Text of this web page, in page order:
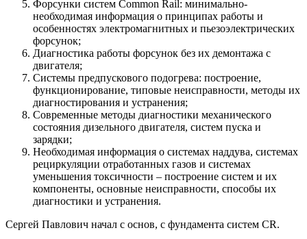
Форсунки систем Common Rail: минимально-
необходимая информация о принципах работы и
особенностях электромагнитных и пьезоэлектрических
форсунок;
Диагностика работы форсунок без их демонтажа с
двигателя;
Системы предпускового подогрева: построение,
функционирование, типовые неисправности, методы их
диагностирования и устранения;
Современные методы диагностики механического
состояния дизельного двигателя, систем пуска и
зарядки;
Необходимая информация о системах наддува, системах
рециркуляции отработанных газов и системах
уменьшения токсичности – построение систем и их
компоненты, основные неисправности, способы их
диагностики и устранения.
Сергей Павлович начал с основ, с фундамента систем CR.